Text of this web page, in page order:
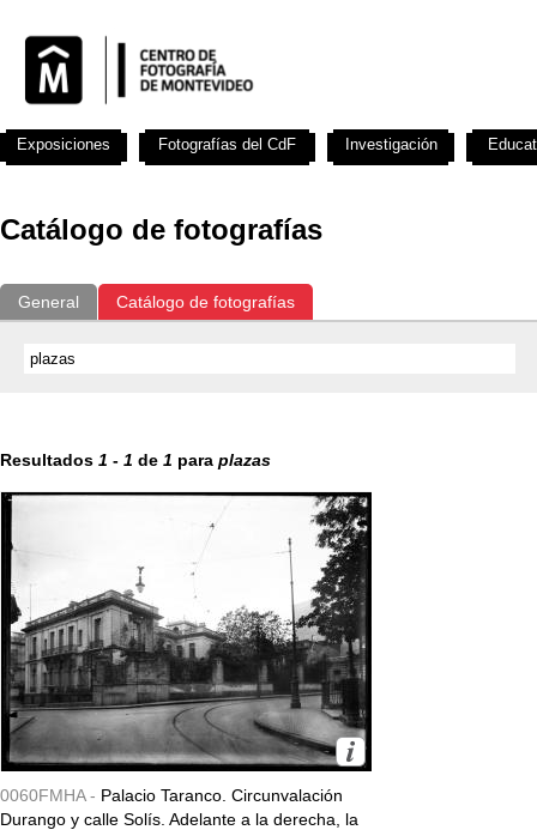
Catálogo de fotografías
General Catálogo de fotografías
Resultados 1 - 1 de 1 para plazas
0060FMHA - Palacio Taranco. Circunvalación
Durango y calle Solís. Adelante a la derecha, la
Exposiciones Fotografías del CdF Investigación